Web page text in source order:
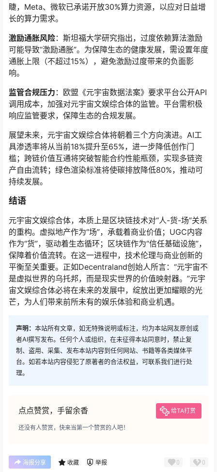
睫，Meta、微软已承诺开放30%算力资源，以应对日益增
长的算力需求。
激励通胀风险：斯坦福大学研究指出，过度依赖算法激励
可能导致“激励通胀”。为保障生态的健康发展，需设置年度
通胀上限（不超过15%），避免激励过度带来的负面影
响。
监管合规压力 ：欧盟《元宇宙数据法案》要求平台公开API
调用成本，加强对元宇宙文娱综合体的监管。平台需积极
响应监管要求，保障生态的合规发展。
展望未来，元宇宙文娱综合体将朝着三个方向演进。AI工
具渗透率将从当前18%提升至65%，进一步降低创作门
槛；跨链价值互通将突破智能合约性能瓶颈，实现多链资
产自由流转；绿色渲染标准将使碳排放降低80%，推动可
持续发展。
结语
元宇宙文娱综合体，本质上是区块链技术对“人-货-场”关系
的重构。虚拟地产作为“场”，承载着商业价值；UGC内容
作为“货”，驱动着生态循环；区块链作为“信任基础设施”，
保障着价值流转。在这一进程中，技术伦理与商业创新的
平衡至关重要。正如Decentraland创始人所言：“元宇宙不
是虚拟世界的乌托邦，而是现实世界的价值映射器。”元宇
宙文娱综合体必将在未来的发展中，绽放出更加耀眼的光
芒，为人们带来前所未有的娱乐体验和商业机遇。
声明： 本站所有文章，如无特殊说明或标注，均为本站网友原创或
者AI撰写发布。任何个人或组织，在未征得本站同意时，禁止复
制、盗用、采集、发布本站内容到任何网站、书籍等各类媒体平
台。如若本站内容侵犯了原著者的合法权益，可联系我们进行处
理。
点点赞赏，手留余香 给TA打赏
还没有人赞赏，快来当第一个赞赏的人吧！
海报分享 收藏 举报 0 0